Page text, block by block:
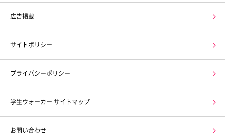
広告掲載
サイトポリシー
プライバシーポリシー
学生ウォーカー サイトマップ
お問い合わせ